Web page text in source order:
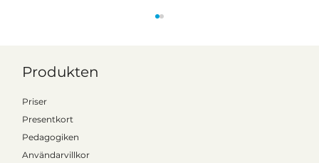
Kattalo på Forum Lärande 2025
Produkten
Priser
Presentkort
Pedagogiken
Användarvillkor